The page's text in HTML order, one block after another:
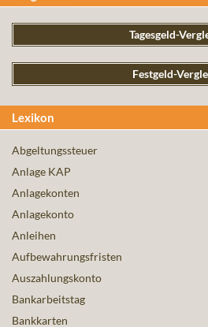
Tagesgeld-
Festgeld-
Lexikon
Abgeltungssteuer
Anlage KAP
Anlagekonten
Anlagekonto
Anleihen
Aufbewahrungsfristen
Auszahlungskonto
Bankarbeitstag
Bankkarten